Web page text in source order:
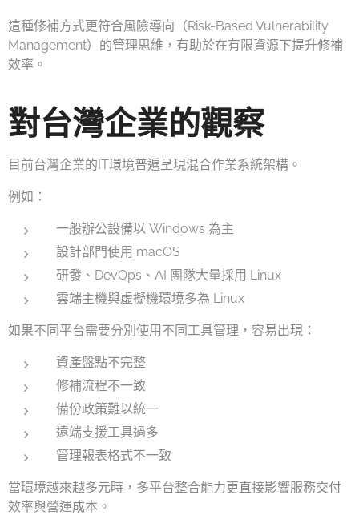
這種修補方式更符合風險導向（Risk-Based Vulnerability
Management）的管理思維，有助於在有限資源下提升修補
效率。
對台灣企業的觀察
目前台灣企業的IT環境普遍呈現混合作業系統架構。
例如：
一般辦公設備以 Windows 為主
設計部門使用 macOS
研發、DevOps、AI 團隊大量採用 Linux
雲端主機與虛擬機環境多為 Linux
如果不同平台需要分別使用不同工具管理，容易出現：
資產盤點不完整
修補流程不一致
備份政策難以統一
遠端支援工具過多
管理報表格式不一致
當環境越來越多元時，多平台整合能力更直接影響服務交付
效率與營運成本。